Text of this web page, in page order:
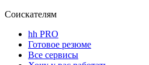
Соискателям
hh PRO
Готовое резюме
Все сервисы